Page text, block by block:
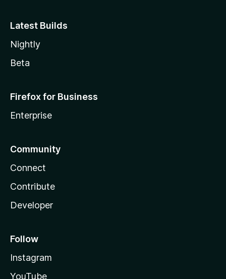
Latest Builds
Nightly
Beta
Firefox for Business
Enterprise
Community
Connect
Contribute
Developer
Follow
Instagram
YouTube